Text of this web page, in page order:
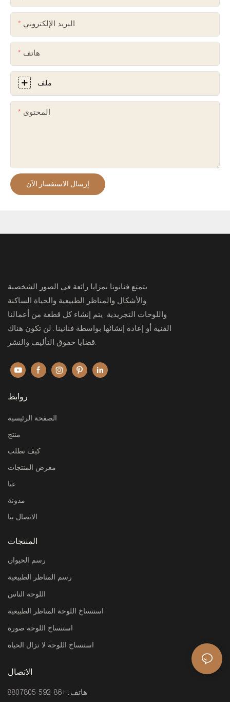
البريد الإلكتروني
هاتف
ملف
المحتوى
إرسال الاستفسار الآن
يتمتع فنانونا بمزايا رائعة في الصور الشخصية
والأشكال والمناظر الطبيعية والحياة الساكنة
واللوحات التجريدية. يتم إنشاء كل قطعة من أعمالنا
الفنية أو إعادة إنشائها بواسطة فنانينا. لن تكون هناك
قضايا حقوق التأليف والنشر.
روابط
الصفحة الرئيسية
منتج
كيف تطلب
معرض المنتجات
عنا
مدونة
الاتصال بنا
المنتجات
رسم الحيوان
رسم المناظر الطبيعية
اللوحة الناس
استنساخ اللوحة المناظر الطبيعية
استنساخ اللوحة صورة
استنساخ اللوحة لا تزال الحياة
الاتصال
هاتف: +86-592-8807805